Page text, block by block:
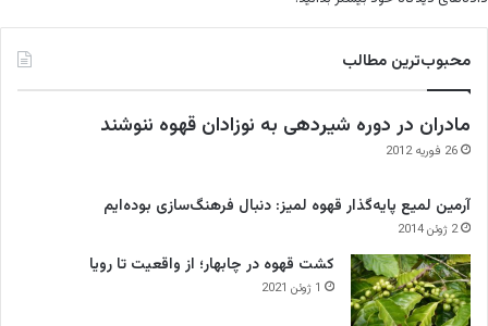
محبوب‌ترین مطالب
مادران در دوره شیردهی به نوزادان قهوه ننوشند
26 فوریه 2012
آرمین لمیع پایه‌گذار قهوه لمیز: دنبال فرهنگ‌سازی بوده‌ایم
2 ژوئن 2014
کشت قهوه در چابهار؛ از واقعیت تا رویا
1 ژوئن 2021